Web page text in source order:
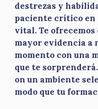
destrezas y
paciente crítico en
vital. Te ofrecemos
mayor evidencia a
momento con una
que te
on un ambiente
modo que tu